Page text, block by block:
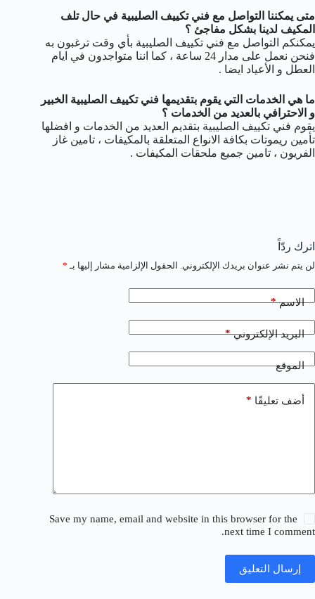
متى يمكننا التواصل مع فني تكييف الصليبية في حال تلف
المكيف لدينا بشكل مفاجئ ؟
يمكنكم التواصل مع فني تكييف الصليبية بأي وقت ترغبون به
فنحن نعمل على مدار 24 ساعة ، كما اننا متواجدون في ايام
العطل و الأعياد ايضا .
ما هي الخدمات التي يقوم بتقديمها فني تكييف الصليبية الخبير
و الاحترافي بالعديد من الخدمات ؟
يقوم فني تكييف الصليبية بتقديم العديد من الخدمات و افضلها
تأمين ريموتات بكافة الانواع المتعلقة بالمكيفات ، تامين غاز
الفريون ، تامين جميع ملحقات المكيفات .
اترك ردّاً
لن يتم نشر عنوان بريدك الإلكتروني. الحقول الإلزامية مشار إليها بـ *
الاسم*
البريد الإلكتروني*
الموقع
أضف تعليقًا *
Save my name, email and website in this browser for the
next time I comment.
إرسال التعليق